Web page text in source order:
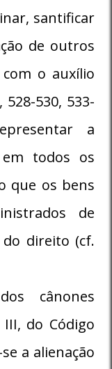
santificar
de outros
o auxílio
530, 533-
a
todos os
que os bens
de
do direito (cf.
cânones
do Código
a alienação